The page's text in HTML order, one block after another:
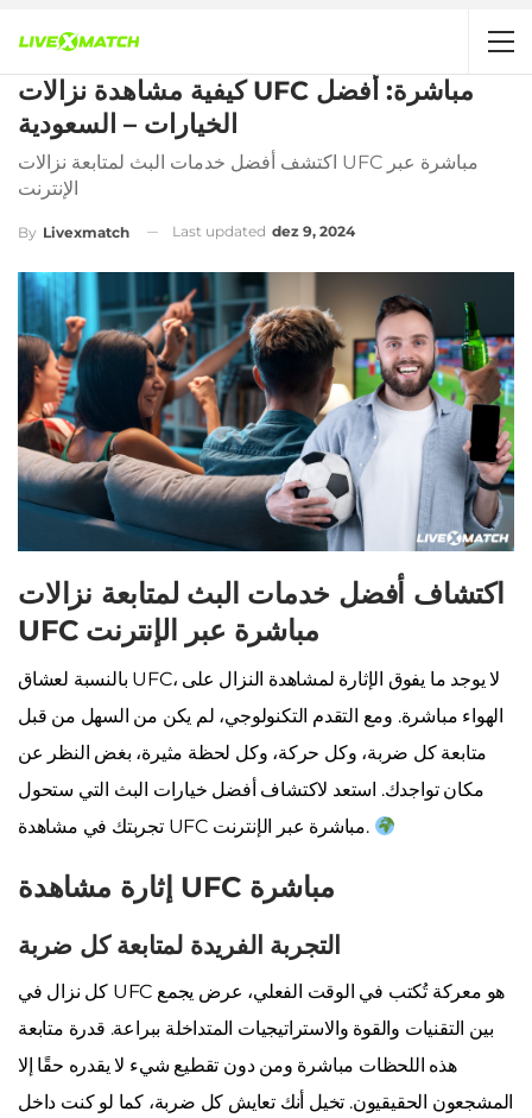
كيفية مشاهدة نزالات UFC مباشرة: أفضل
الخيارات – السعودية
اكتشف أفضل خدمات البث لمتابعة نزالات UFC مباشرة عبر
الإنترنت
By Livexmatch Last updated dez 9, 2024
اكتشاف أفضل خدمات البث لمتابعة نزالات
UFC مباشرة عبر الإنترنت
بالنسبة لعشاق UFC، لا يوجد ما يفوق الإثارة لمشاهدة النزال على
الهواء مباشرة. ومع التقدم التكنولوجي، لم يكن من السهل من قبل
متابعة كل ضربة، وكل حركة، وكل لحظة مثيرة، بغض النظر عن
مكان تواجدك. استعد لاكتشاف أفضل خيارات البث التي ستحول
تجربتك في مشاهدة UFC مباشرة عبر الإنترنت.
إثارة مشاهدة UFC مباشرة
التجربة الفريدة لمتابعة كل ضربة
كل نزال في UFC هو معركة تُكتب في الوقت الفعلي، عرض يجمع
بين التقنيات والقوة والاستراتيجيات المتداخلة ببراعة. قدرة متابعة
هذه اللحظات مباشرة ومن دون تقطيع شيء لا يقدره حقًا إلا
المشجعون الحقيقيون. تخيل أنك تعايش كل ضربة، كما لو كنت داخل